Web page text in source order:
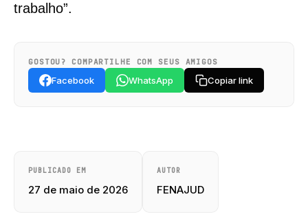
trabalho”.
GOSTOU? COMPARTILHE COM SEUS AMIGOS
Facebook WhatsApp Copiar link
PUBLICADO EM
27 de maio de 2026
AUTOR
FENAJUD